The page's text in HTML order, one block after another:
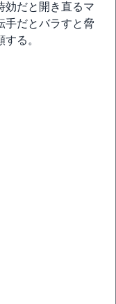
効だと開き直るマ
手だとバラすと脅
る。